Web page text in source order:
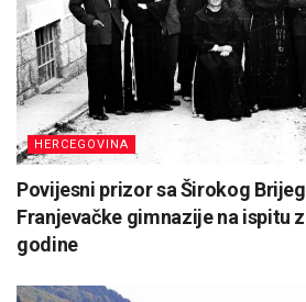
HERCEGOVINA
Povijesni prizor sa Širokog
Franjevačke gimnazije na ispitu
godine